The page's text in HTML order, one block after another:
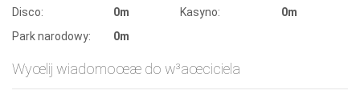
Disco:
0m Kasyno:
0m
Park narodowy:
0m
Wyœlij wiadomoœæ do w³aœciciela